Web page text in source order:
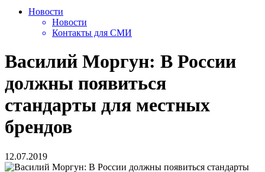
Новости
Новости
Контакты для СМИ
Василий Моргун: В России
должны появиться
стандарты для местных
брендов
12.07.2019